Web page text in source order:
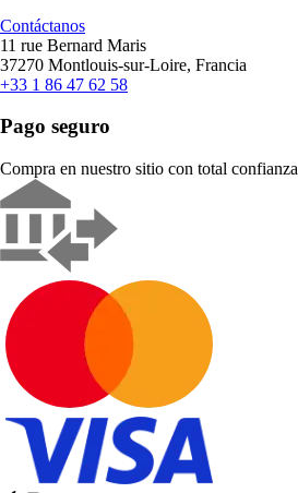
Contáctanos
11 rue Bernard Maris
37270 Montlouis-sur-Loire, Francia
+33 1 86 47 62 58
Pago seguro
Compra en nuestro sitio con total confianza